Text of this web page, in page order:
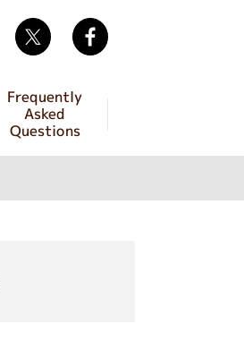
Frequently
Asked
Questions
Twitter